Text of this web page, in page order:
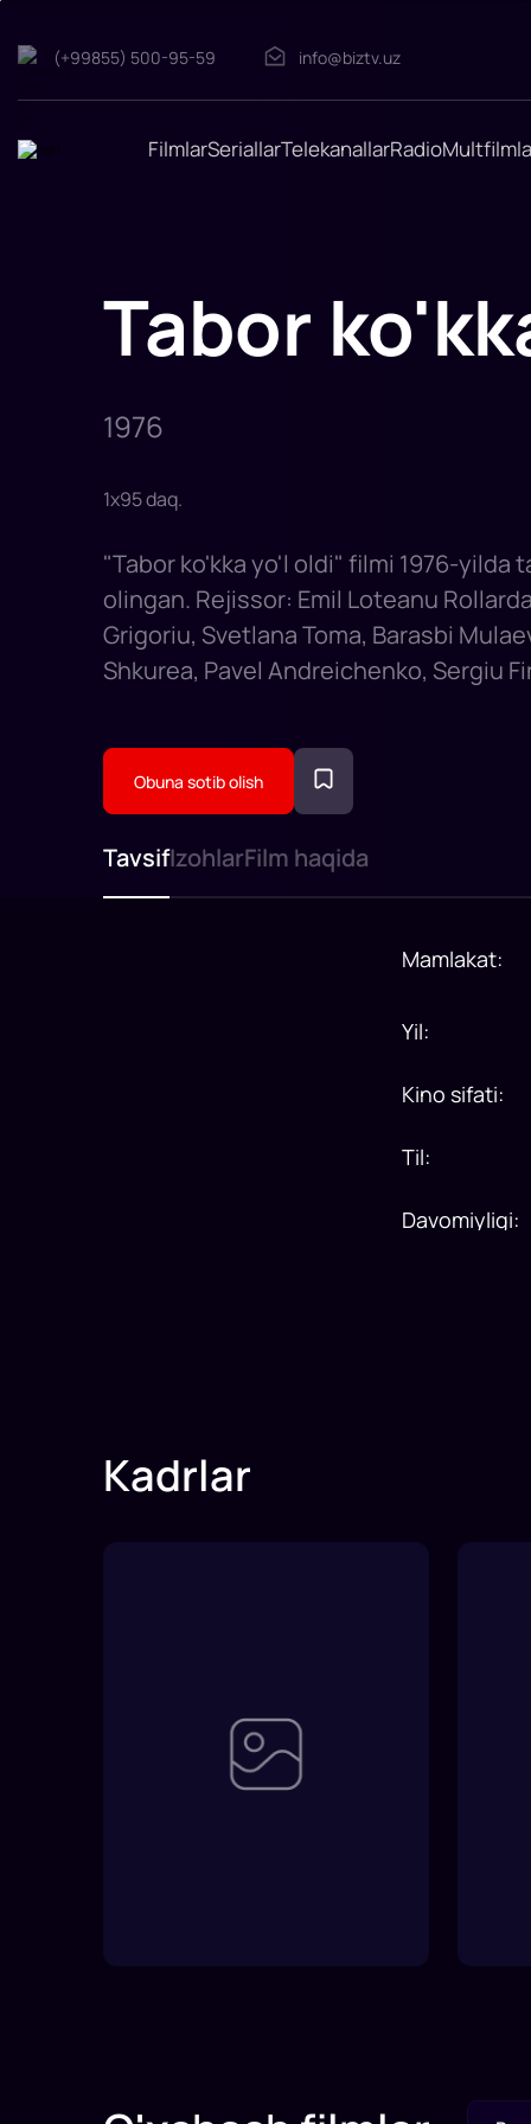
Tabor
yo'l
(+99855) 500-95-59 info@biztv.uz
FilmlarSeriallarTelekanallarRadio
Tabor
1976
1x95daq.
"Tabor ko'kka yo'l oldi" filmi 1976-yilda
olingan. Rejissor: Emil Loteanu
Grigoriu, Svetlana Toma, Barasbi
Shkurea, Pavel Andreichenko, Sergiu
Obuna sotib olish
TavsifIzohlarFilm haqida
Mamlakat:
Yil:
Kino sifati:
Til:
Davomiyligi:
Kadrlar